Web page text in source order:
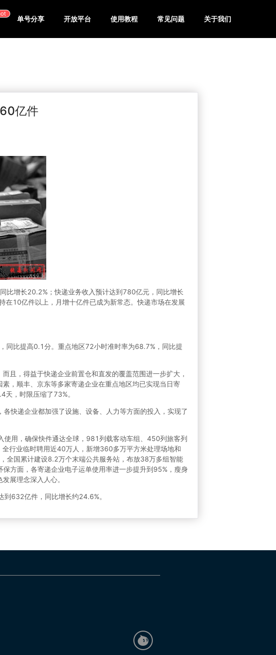
单号分享 开放平台 使用教程 常见问题 关于我们
亿件
比增长20.2%；快递业务收入预计达到780亿元，同比增长
10亿件以上，月增十亿件已成为新常态。快递市场在发展
同比提高0.1分。重点地区72小时准时率为68.7%，同比提
且，得益于快递企业前置仓和直发的覆盖范围进一步扩大，
，顺丰、京东等多家寄递企业在重点地区均已实现当日寄
，时限压缩了73%。
快递企业都加强了设施、设备、人力等方面的投入，实现了
用，确保快件通达全球，981列载客动车组、450列旅客列
行业临时聘用近40万人，新增360多万平方米处理场地和
全国累计建设8.2万个末端公共服务站，布放38万多组智能
方面，各寄递企业电子运单使用率进一步提升到95%，瘦身
展理念深入人心。
632亿件，同比增长约24.6%。